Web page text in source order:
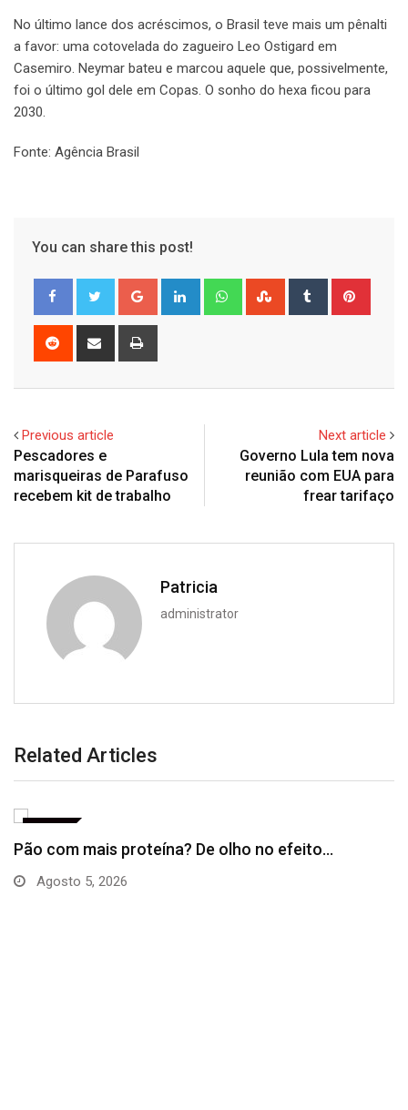
No último lance dos acréscimos, o Brasil teve mais um pênalti
a favor: uma cotovelada do zagueiro Leo Ostigard em
Casemiro. Neymar bateu e marcou aquele que, possivelmente,
foi o último gol dele em Copas. O sonho do hexa ficou para
2030.
Fonte: Agência Brasil
You can share this post!
Google+ LinkedIn WhatsappStumbleUpon
Tumblr
Reddit
Share
Previous article
Pescadores e
marisqueiras de Parafuso
recebem kit de trabalho
Next article
Governo Lula tem nova
reunião com EUA para
frear tarifaço
Patricia
administrator
Related Articles
Pão com mais proteína? De olho no efeito…
Agosto 5, 2026